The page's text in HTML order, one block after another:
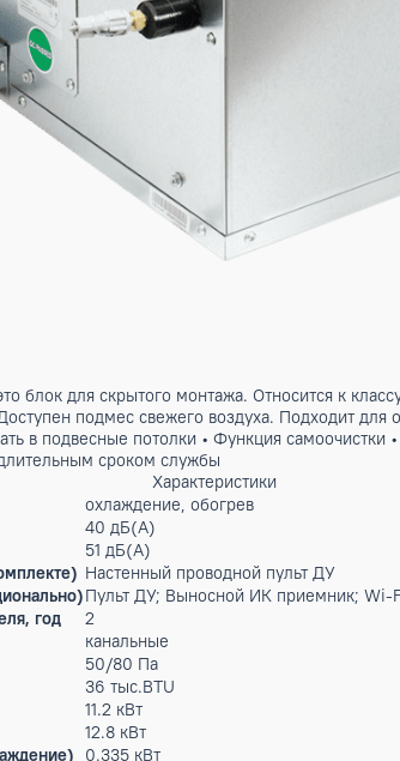
это блок для скрытого монтажа.
Доступен подмес свежего воздуха.
в подвесные потолки • Функция
длительным сроком службы
охлаждение, обогрев
40 дБ(А)